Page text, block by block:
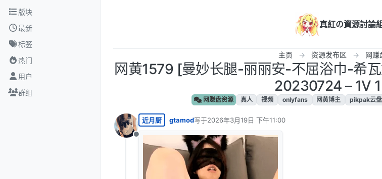
跳转至内容
版块
最新
标签
热门
用户
群组
真紅の資源討論
主页 资源发布区 网赚
网黄1579 [曼妙长腿-丽丽安-不屈浴巾-希
20230724 – 1V
网赚盘资源 真人 视频 onlyfans 网黄博主 pikpak云盘
离线
近月厨 gtamod写于2026年3月19日 下午11:00
最后由 编辑